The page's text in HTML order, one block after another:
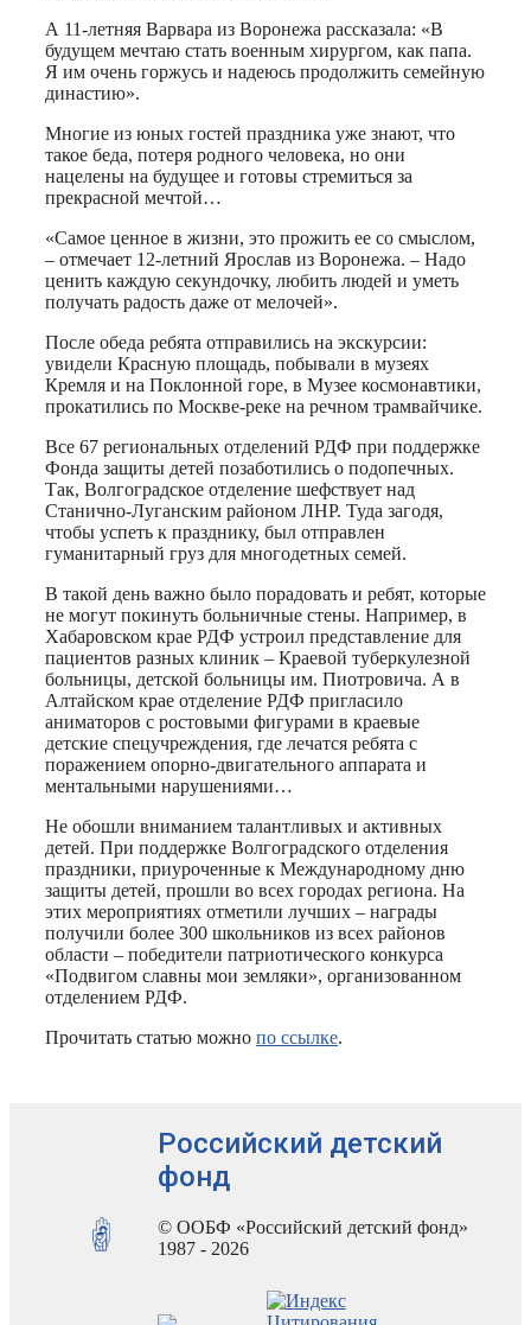
А 11-летняя Варвара из Воронежа рассказала: «В
будущем мечтаю стать военным хирургом, как папа.
Я им очень горжусь и надеюсь продолжить семейную
династию».
Многие из юных гостей праздника уже знают, что
такое беда, потеря родного человека, но они
нацелены на будущее и готовы стремиться за
прекрасной мечтой…
«Самое ценное в жизни, это прожить ее со смыслом,
– отмечает 12-летний Ярослав из Воронежа. – Надо
ценить каждую секундочку, любить людей и уметь
получать радость даже от мелочей».
После обеда ребята отправились на экскурсии:
увидели Красную площадь, побывали в музеях
Кремля и на Поклонной горе, в Музее космонавтики,
прокатились по Москве-реке на речном трамвайчике.
Все 67 региональных отделений РДФ при поддержке
Фонда защиты детей позаботились о подопечных.
Так, Волгоградское отделение шефствует над
Станично-Луганским районом ЛНР. Туда загодя,
чтобы успеть к празднику, был отправлен
гуманитарный груз для многодетных семей.
В такой день важно было порадовать и ребят, которые
не могут покинуть больничные стены. Например, в
Хабаровском крае РДФ устроил представление для
пациентов разных клиник – Краевой туберкулезной
больницы, детской больницы им. Пиотровича. А в
Алтайском крае отделение РДФ пригласило
аниматоров с ростовыми фигурами в краевые
детские спецучреждения, где лечатся ребята с
поражением опорно-двигательного аппарата и
ментальными нарушениями…
Не обошли вниманием талантливых и активных
детей. При поддержке Волгоградского отделения
праздники, приуроченные к Международному дню
защиты детей, прошли во всех городах региона. На
этих мероприятиях отметили лучших – награды
получили более 300 школьников из всех районов
области – победители патриотического конкурса
«Подвигом славны мои земляки», организованном
отделением РДФ.
Прочитать статью можно по ссылке.
Российский детский
фонд
© ООБФ «Российский детский фонд»
1987 - 2026